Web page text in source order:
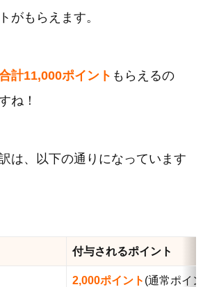
がもらえます。
計11,000ポイント もらえるの
ね！
は、以下の通りになっています
付与されるポイント
2,000ポイント (通常ポイ